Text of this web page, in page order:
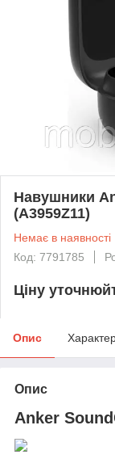
Навушники
(A3959Z11)
Немає в наявності
Код: 7791785
Ціну
Опис
Опис
Anker